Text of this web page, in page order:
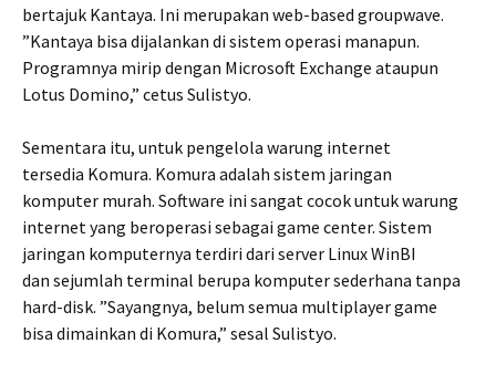
bertajuk Kantaya. Ini merupakan web-based groupwave.
”Kantaya bisa dijalankan di sistem operasi manapun.
Programnya mirip dengan Microsoft Exchange ataupun
Lotus Domino,” cetus Sulistyo.
Sementara itu, untuk pengelola warung internet
tersedia Komura. Komura adalah sistem jaringan
komputer murah. Software ini sangat cocok untuk warung
internet yang beroperasi sebagai game center. Sistem
jaringan komputernya terdiri dari server Linux WinBI
dan sejumlah terminal berupa komputer sederhana tanpa
hard-disk. ”Sayangnya, belum semua multiplayer game
bisa dimainkan di Komura,” sesal Sulistyo.